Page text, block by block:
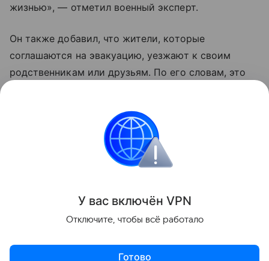
жизнью», — отметил военный эксперт.
Он также добавил, что жители, которые
соглашаются на эвакуацию, уезжают к своим
родственникам или друзьям. По его словам, это
и якобы победит Москву».
Россия Эксклюзив
Поделиться
У вас включён VPN
Отключите, чтобы всё работало
Готово